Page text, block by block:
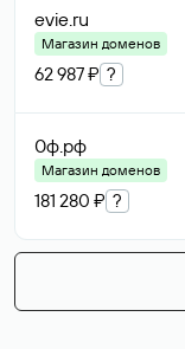
evie.ru
Магазин доменов
62 987 ₽ ?
0ф.рф
Магазин доменов
181 280 ₽ ?